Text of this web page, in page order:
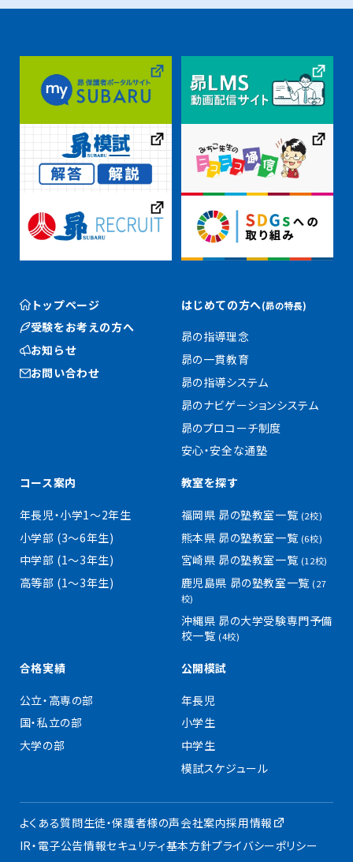
トップページ
受験をお考えの方へ
お知らせ
お問い合わせ
はじめての方へ(昴の特長)
昴の指導理念
昴の一貫教育
昴の指導システム
昴のナビゲーションシステム
昴のプロコーチ制度
安心・安全な通塾
コース案内
年長児・小学1〜2年生
小学部 (3〜6年生)
中学部 (1〜3年生)
高等部 (1〜3年生)
教室を探す
福岡県 昴の塾教室一覧 (2校)
熊本県 昴の塾教室一覧 (6校)
宮崎県 昴の塾教室一覧 (12校)
鹿児島県 昴の塾教室一覧(27
校)
沖縄県 昴の大学受験専門予備
校一覧 (4校)
合格実績
公立・高専の部
国・私立の部
大学の部
公開模試
年長児
小学生
中学生
模試スケジュール
よくある質問生徒・保護者様の声会社案内採用情報
IR・電子公告情報セキュリティ基本方針プライバシーポリシー